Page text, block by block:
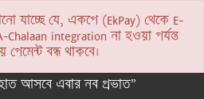
যাচ্ছে যে, একপে (EkPay) থেকে E-
Chalaan integration না হওয়া পর্যন্ত
পেমেন্ট বন্ধ থাকবে।
আসবে এবার নব প্রভাত”